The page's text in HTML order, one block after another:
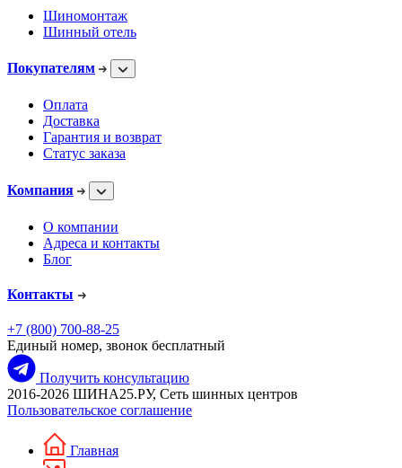
Шиномонтаж
Шинный отель
Покупателям
Оплата
Доставка
Гарантия и возврат
Статус заказа
Компания
О компании
Адреса и контакты
Блог
Контакты
+7 (800) 700-88-25
Единый номер, звонок бесплатный
Получить консультацию
2016-2026 ШИНА25.РУ, Сеть шинных центров
Пользовательское соглашение
Главная